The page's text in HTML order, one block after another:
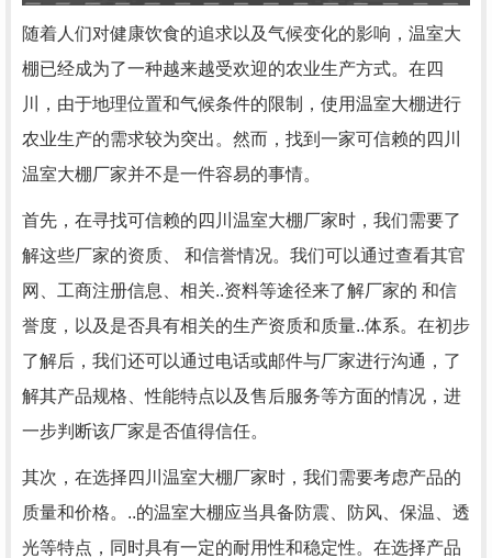
随着人们对健康饮食的追求以及气候变化的影响，温室大
棚已经成为了一种越来越受欢迎的农业生产方式。在四
川，由于地理位置和气候条件的限制，使用温室大棚进行
农业生产的需求较为突出。然而，找到一家可信赖的四川
温室大棚厂家并不是一件容易的事情。
首先，在寻找可信赖的四川温室大棚厂家时，我们需要了
解这些厂家的资质、 和信誉情况。我们可以通过查看其官
网、工商注册信息、相关..资料等途径来了解厂家的 和信
誉度，以及是否具有相关的生产资质和质量..体系。在初步
了解后，我们还可以通过电话或邮件与厂家进行沟通，了
解其产品规格、性能特点以及售后服务等方面的情况，进
一步判断该厂家是否值得信任。
其次，在选择四川温室大棚厂家时，我们需要考虑产品的
质量和价格。..的温室大棚应当具备防震、防风、保温、透
光等特点，同时具有一定的耐用性和稳定性。在选择产品